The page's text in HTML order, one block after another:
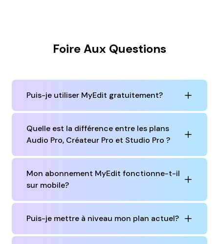
Foire Aux Questions
Puis-je utiliser MyEdit gratuitement?
Quelle est la différence entre les plans
Audio Pro, Créateur Pro et Studio Pro ?
Mon abonnement MyEdit fonctionne-t-il
sur mobile?
Puis-je mettre à niveau mon plan actuel?